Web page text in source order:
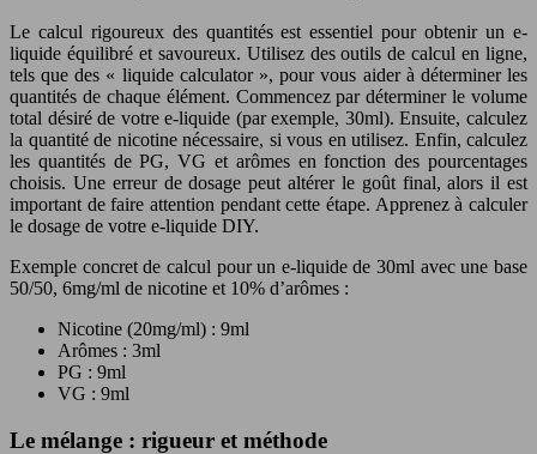
Le calcul rigoureux des quantités est essentiel pour obtenir un e-
liquide équilibré et savoureux. Utilisez des outils de calcul en ligne,
tels que des « liquide calculator », pour vous aider à déterminer les
quantités de chaque élément. Commencez par déterminer le volume
total désiré de votre e-liquide (par exemple, 30ml). Ensuite, calculez
la quantité de nicotine nécessaire, si vous en utilisez. Enfin, calculez
les quantités de PG, VG et arômes en fonction des pourcentages
choisis. Une erreur de dosage peut altérer le goût final, alors il est
important de faire attention pendant cette étape. Apprenez à calculer
le dosage de votre e-liquide DIY.
Exemple concret de calcul pour un e-liquide de 30ml avec une base
50/50, 6mg/ml de nicotine et 10% d’arômes :
Nicotine (20mg/ml) : 9ml
Arômes : 3ml
PG : 9ml
VG : 9ml
Le mélange : rigueur et méthode